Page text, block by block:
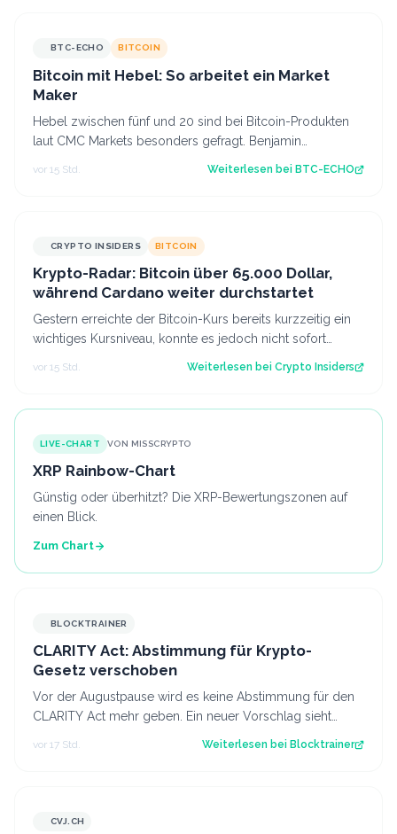
BTC-ECHO BITCOIN
Bitcoin mit Hebel: So arbeitet ein Market
Maker
Hebel zwischen fünf und 20 sind bei Bitcoin-Produkten
laut CMC Markets besonders gefragt. Benjamin
vor 15 Std. Weiterlesen bei BTC-ECHO
CRYPTO INSIDERS BITCOIN
Krypto-Radar: Bitcoin über 65.000 Dollar,
während Cardano weiter durchstartet
Gestern erreichte der Bitcoin-Kurs bereits kurzzeitig ein
wichtiges Kursniveau, konnte es jedoch nicht sofort
vor 15 Std. Weiterlesen bei Crypto Insiders
LIVE-CHART VON MISSCRYPTO
XRP Rainbow-Chart
Günstig oder überhitzt? Die XRP-Bewertungszonen auf
einen Blick.
Zum Chart
BLOCKTRAINER
CLARITY Act: Abstimmung für Krypto-
Gesetz verschoben
Vor der Augustpause wird es keine Abstimmung für den
CLARITY Act mehr geben. Ein neuer Vorschlag sieht
vor 17 Std. Weiterlesen bei Blocktrainer
CVJ.CHCVJ.CH